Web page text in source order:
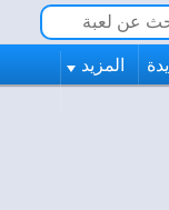
المزيد